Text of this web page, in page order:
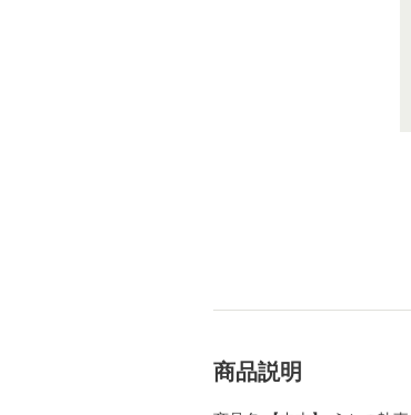
商品説明